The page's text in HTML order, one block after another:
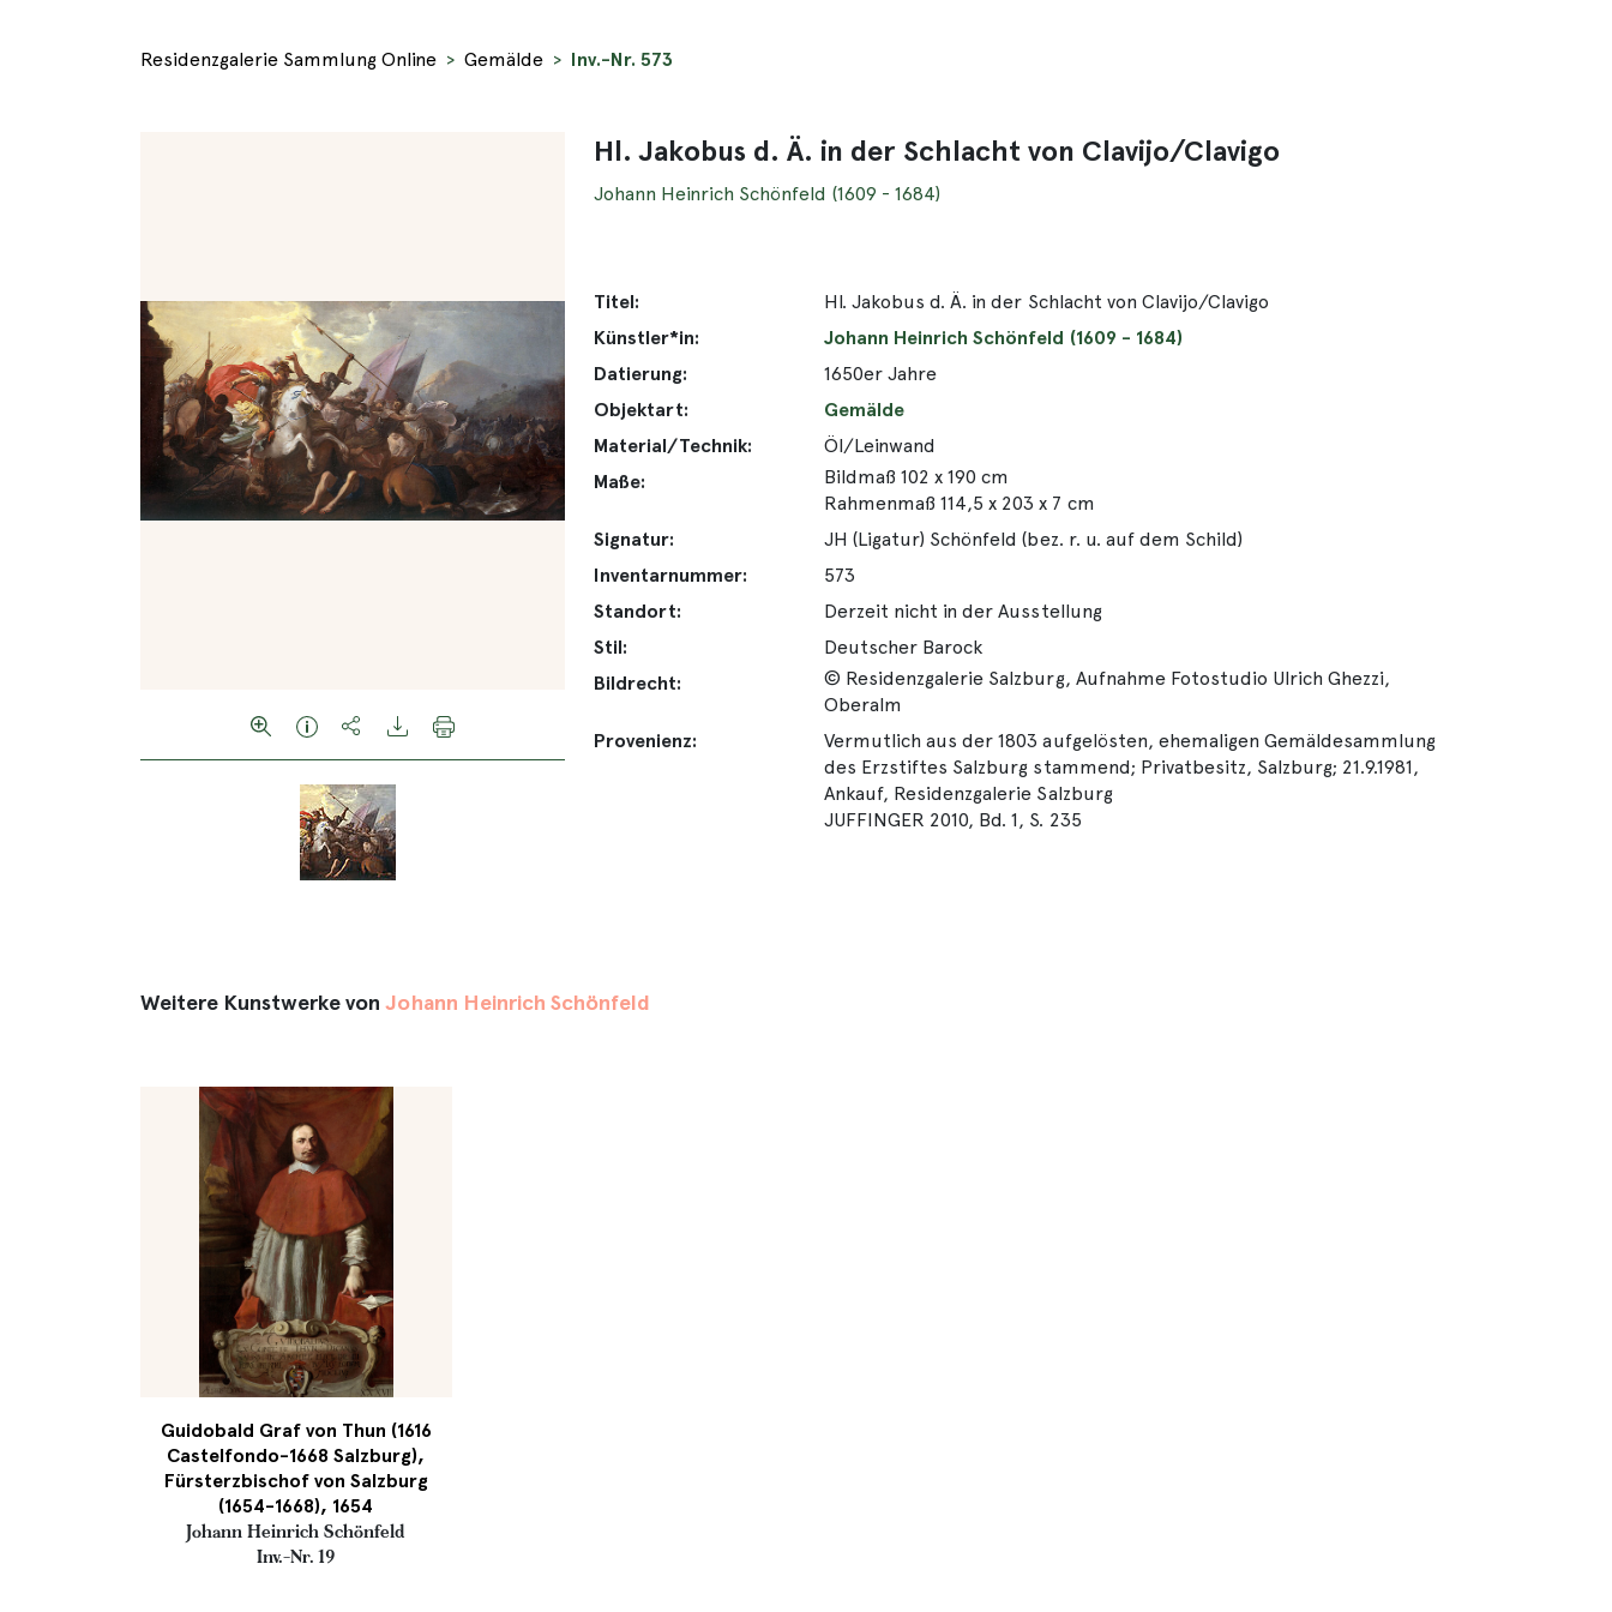
Residenzgalerie Sammlung Online Gemälde Inv.-Nr. 573
Hl. Jakobus d. Ä. in der Schlacht von Clavijo/Clavigo
Johann Heinrich Schönfeld (1609 - 1684)
Titel:
Hl. Jakobus d. Ä. in der Schlacht von Clavijo/Clavigo
Künstler*in:
Johann Heinrich Schönfeld (1609 - 1684)
Datierung:
1650er Jahre
Objektart:
Gemälde
Material/Technik:
Öl/Leinwand
Maße:
Bildmaß 102 x 190 cm
Rahmenmaß 114,5 x 203 x 7 cm
Signatur:
JH (Ligatur) Schönfeld (bez. r. u. auf dem Schild)
Inventarnummer:
573
Standort:
Derzeit nicht in der Ausstellung
Stil:
Deutscher Barock
Bildrecht:
© Residenzgalerie Salzburg, Aufnahme Fotostudio Ulrich Ghezzi,
Oberalm
Provenienz:
Vermutlich aus der 1803 aufgelösten, ehemaligen Gemäldesammlung
des Erzstiftes Salzburg stammend; Privatbesitz, Salzburg; 21.9.1981,
Ankauf, Residenzgalerie Salzburg
JUFFINGER 2010, Bd. 1, S. 235
Weitere Kunstwerke vonJohann Heinrich Schönfeld
Guidobald Graf von Thun (1616
Castelfondo-1668 Salzburg),
Fürsterzbischof von Salzburg
(1654-1668), 1654
Johann Heinrich Schönfeld
Inv.-Nr. 19